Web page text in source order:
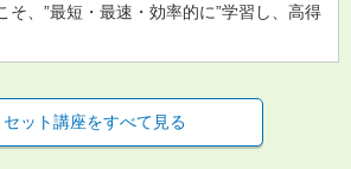
そ、”最短・最速・効率的に”学習し、高得
セット講座をすべて見る